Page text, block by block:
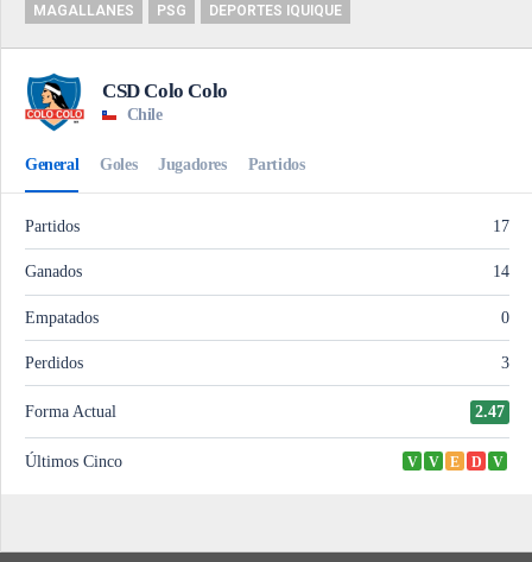
MAGALLANES
PSG DEPORTES IQUIQUE